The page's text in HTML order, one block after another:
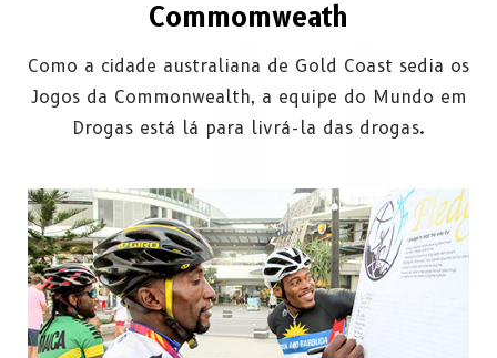
Commomweath
Como a cidade australiana de Gold Coast sedia os
Jogos da Commonwealth, a equipe do Mundo em
Drogas está lá para livrá-la das drogas.